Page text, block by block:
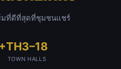
มที่ดีที่สุดที่ชุมชนแชร์
TH3–18
TOWN HALLS